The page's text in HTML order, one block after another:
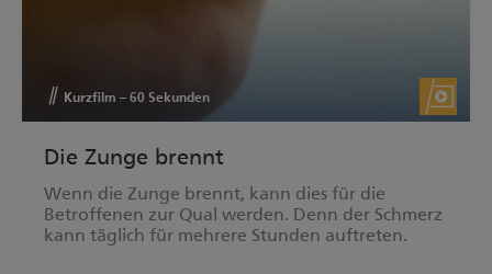
Kurzfilm – 60 Sekunden
Die Zunge brennt
Wenn die Zunge brennt, kann dies für die
Betroffenen zur Qual werden. Denn der Schmerz
kann täglich für mehrere Stunden auftreten.